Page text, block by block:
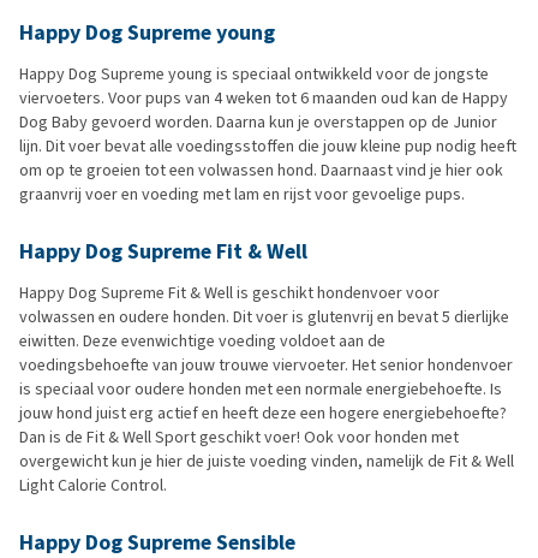
Happy Dog Supreme young
Happy Dog Supreme young is speciaal ontwikkeld voor de jongste
viervoeters. Voor pups van 4 weken tot 6 maanden oud kan de Happy
Dog Baby gevoerd worden. Daarna kun je overstappen op de Junior
lijn. Dit voer bevat alle voedingsstoffen die jouw kleine pup nodig heeft
om op te groeien tot een volwassen hond. Daarnaast vind je hier ook
graanvrij voer en voeding met lam en rijst voor gevoelige pups.
Happy Dog Supreme Fit & Well
Happy Dog Supreme Fit & Well is geschikt hondenvoer voor
volwassen en oudere honden. Dit voer is glutenvrij en bevat 5 dierlijke
eiwitten. Deze evenwichtige voeding voldoet aan de
voedingsbehoefte van jouw trouwe viervoeter. Het senior hondenvoer
is speciaal voor oudere honden met een normale energiebehoefte. Is
jouw hond juist erg actief en heeft deze een hogere energiebehoefte?
Dan is de Fit & Well Sport geschikt voer! Ook voor honden met
overgewicht kun je hier de juiste voeding vinden, namelijk de Fit & Well
Light Calorie Control.
Happy Dog Supreme Sensible